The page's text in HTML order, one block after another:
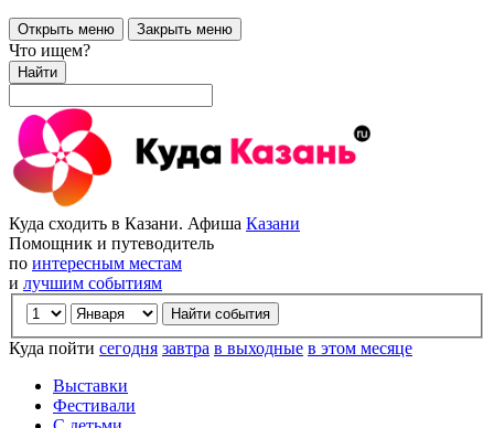
Открыть меню Закрыть меню
Что ищем?
Найти
Куда сходить в Казани. Афиша Казани
Помощник и путеводитель
по интересным местам
и лучшим событиям
Куда пойти сегодня завтра в выходные в этом месяце
Выставки
Фестивали